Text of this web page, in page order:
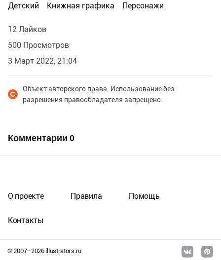
Детский
Книжная графика Персонажи
12 Лайков
500 Просмотров
3 Март 2022, 21:04
Объект авторского права. Использование без
разрешения правообладателя запрещено.
Комментарии 0
© 2007–2026illustrators.ru
О проекте Правила Помощь
Контакты